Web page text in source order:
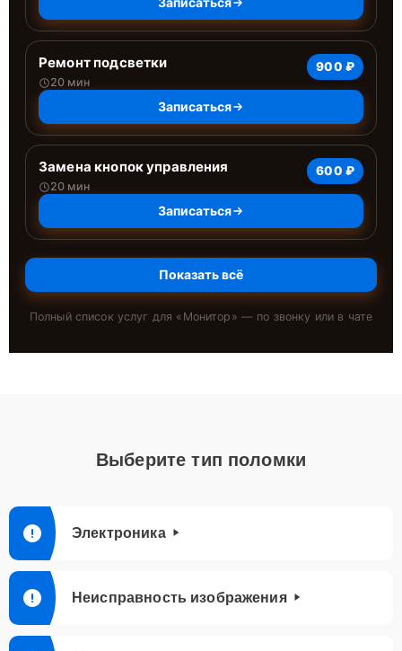
Ремонт подсветки
20 мин
900 ₽
Записаться
Замена кнопок управления
20 мин
600 ₽
Записаться
Показать всё
Полный список услуг для « Монитор » — по звонку или в чате
Выберите тип поломки
Электроника
Неисправность изображения